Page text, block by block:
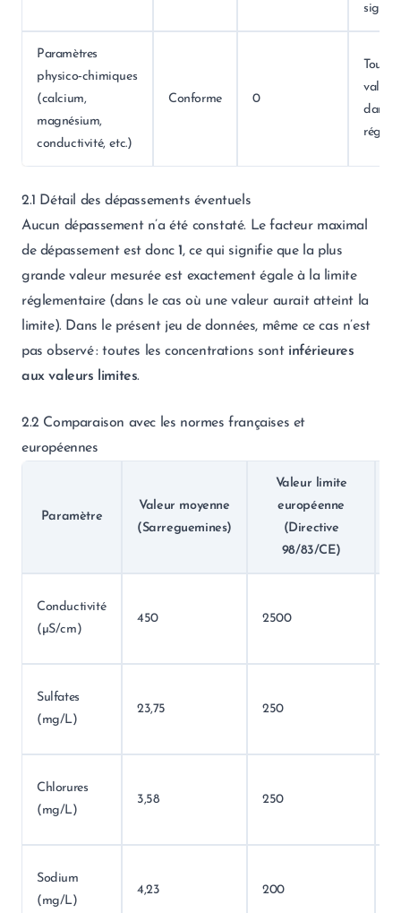
Paramètres
physico‑chimiques
(calcium,
magnésium,
conductivité, etc.)
Conforme 0
Toutes
dans
2.1 Détail des dépassements éventuels
Aucun dépassement n’a été constaté. Le facteur maximal
de dépassement est donc1 , ce qui signifie que la plus
grande valeur mesurée est exactement égale à la limite
réglementaire (dans le cas où une valeur aurait atteint la
limite). Dans le présent jeu de données, même ce cas n’est
pas observé : toutes les concentrations sont inférieures
aux valeurs limites.
2.2 Comparaison avec les normes françaises et
européennes
Paramètre
Valeur moyenne
(Sarreguemines)
Valeur limite
européenne
(Directive
98/83/CE)
Conductivité
(µS/cm)
450 2500
Sulfates
(mg/L)
23,75 250
Chlorures
(mg/L)
3,58 250
Sodium
(mg/L)
4,23 200